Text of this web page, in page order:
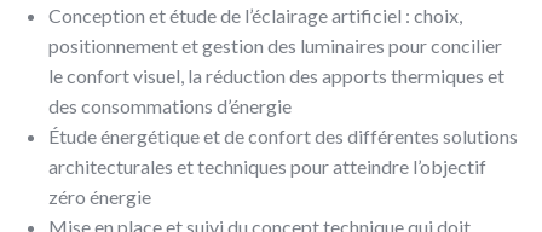
Conception et étude de l’éclairage artificiel : choix,
positionnement et gestion des luminaires pour concilier
le confort visuel, la réduction des apports thermiques et
des consommations d’énergie
Étude énergétique et de confort des différentes solutions
architecturales et techniques pour atteindre l’objectif
zéro énergie
Mise en place et suivi du concept technique qui doit